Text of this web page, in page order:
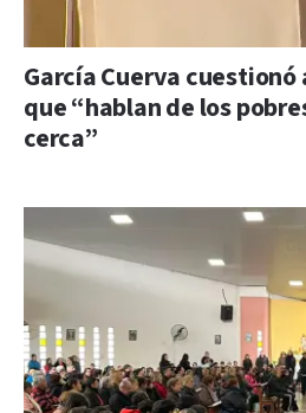
García Cuerva
que “hablan de los
cerca”